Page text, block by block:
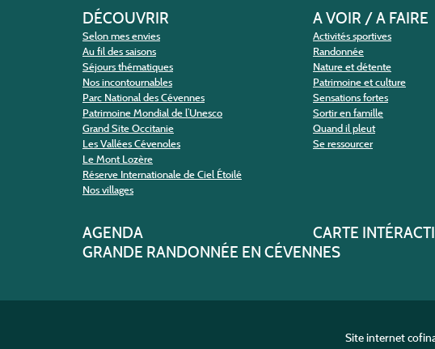
DÉCOUVRIR
Selon mes envies
Au fil des saisons
Séjours thématiques
Nos incontournables
Parc National des Cévennes
Patrimoine Mondial de l’Unesco
Grand Site Occitanie
Les Vallées Cévenoles
Le Mont Lozère
Réserve Internationale de Ciel Étoilé
Nos villages
A VOIR / A FAIRE
Activités sportives
Randonnée
Nature et détente
Patrimoine et culture
Sensations fortes
Sortir en famille
Quand il pleut
Se ressourcer
AGENDA CARTE
GRANDE RANDONNÉE EN CÉVENNES
Site internet